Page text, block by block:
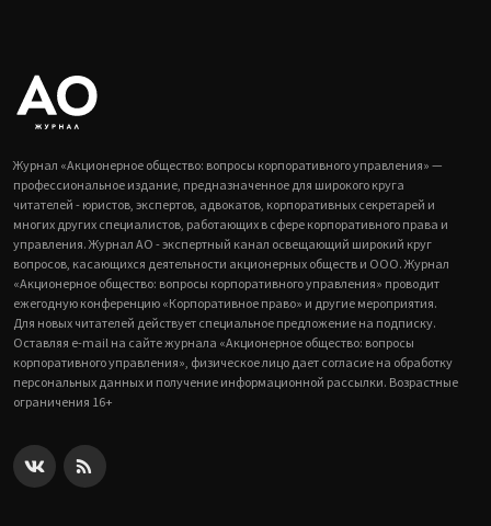
Журнал «Акционерное общество: вопросы корпоративного управления» —
профессиональное издание, предназначенное для широкого круга
читателей - юристов, экспертов, адвокатов, корпоративных секретарей и
многих других специалистов, работающих в сфере корпоративного права и
управления. Журнал АО - экспертный канал освещающий широкий круг
вопросов, касающихся деятельности акционерных обществ и ООО. Журнал
«Акционерное общество: вопросы корпоративного управления» проводит
ежегодную конференцию «Корпоративное право» и другие мероприятия.
Для новых читателей действует специальное предложение на подписку.
Оставляя e-mail на сайте журнала «Акционерное общество: вопросы
корпоративного управления», физическое лицо дает согласие на обработку
персональных данных и получение информационной рассылки. Возрастные
ограничения 16+